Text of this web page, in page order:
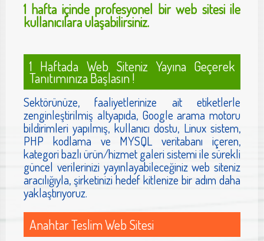
1 hafta içinde profesyonel bir web sitesi ile
kullanıcılara ulaşabilirsiniz.
1 Haftada Web Siteniz Yayına Geçerek
Tanıtımınıza Başlasın !
Sektörünüze, faaliyetlerinize ait etiketlerle
zenginleştirilmiş altyapıda, Google arama motoru
bildirimleri yapılmış, kullanıcı dostu, Linux sistem,
PHP kodlama ve MYSQL veritabanı içeren,
kategori bazlı ürün/hizmet galeri sistemi ile sürekli
güncel verilerinizi yayınlayabileceğiniz web siteniz
aracılığıyla, şirketinizi hedef kitlenize bir adım daha
yaklaştırıyoruz.
Anahtar Teslim Web Sitesi